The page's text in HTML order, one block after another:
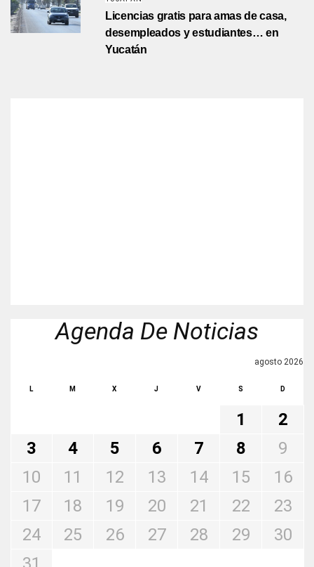
Licencias gratis para amas de casa,
desempleados y estudiantes… en
Yucatán
Agenda De Noticias
agosto 2026
L M X J V S D
1
2
3
4 5 6 7 8
9
10
11 12 13 14 15
16
17
18 19 20 21 22
23
24
25 26 27 28 29
30